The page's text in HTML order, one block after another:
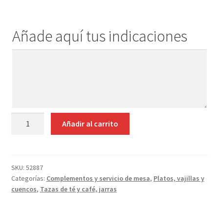
Contacto
Añade aquí tus indicaciones
CON
PLATO
QUEEN
Añadir al carrito
SKU: 52887
Categorías: Complementos y servicio de mesa, Platos, vajillas y
cuencos, Tazas de té y café, jarras